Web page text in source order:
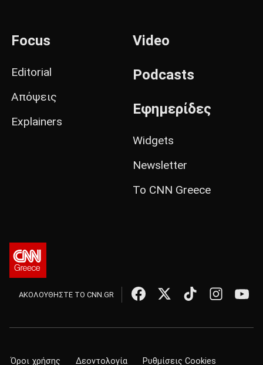
Focus
Editorial
Απόψεις
Explainers
Video
Podcasts
Εφημερίδες
Widgets
Newsletter
Το CNN Greece
ΑΚΟΛΟΥΘΗΣΤΕ ΤΟ CNN.GR
Όροι χρήσης Δεοντολογία Ρυθμίσεις Cookies